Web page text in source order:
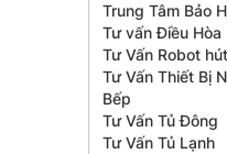
Trung Tâm Bảo
Tư vấn Điều Hòa
Tư Vấn Robot
Tư Vấn Thiết Bị
Bếp
Tư Vấn Tủ Đông
Tư Vấn Tủ Lạnh